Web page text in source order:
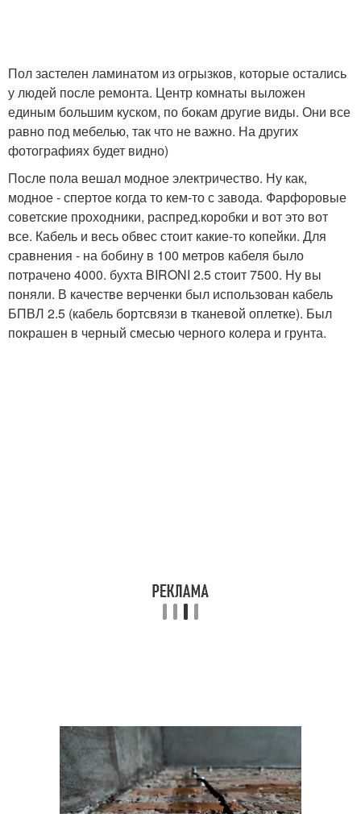
Пол застелен ламинатом из огрызков, которые остались
у людей после ремонта. Центр комнаты выложен
единым большим куском, по бокам другие виды. Они все
равно под мебелью, так что не важно. На других
фотографиях будет видно)
После пола вешал модное электричество. Ну как,
модное - спертое когда то кем-то с завода. Фарфоровые
советские проходники, распред.коробки и вот это вот
все. Кабель и весь обвес стоит какие-то копейки. Для
сравнения - на бобину в 100 метров кабеля было
потрачено 4000. бухта BIRONI 2.5 стоит 7500. Ну вы
поняли. В качестве верченки был использован кабель
БПВЛ 2.5 (кабель бортсвязи в тканевой оплетке). Был
покрашен в черный смесью черного колера и грунта.